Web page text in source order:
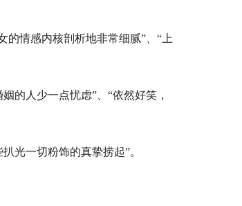
的情感内核剖析地非常细腻”、“上
的人少一点忧虑”、“依然好笑，
光一切粉饰的真挚捞起”。